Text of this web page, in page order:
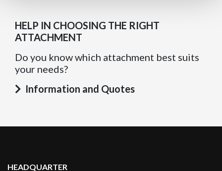
HELP IN CHOOSING THE RIGHT
ATTACHMENT
Do you know which attachment best suits
your needs?
Information and Quotes
HEADQUARTER